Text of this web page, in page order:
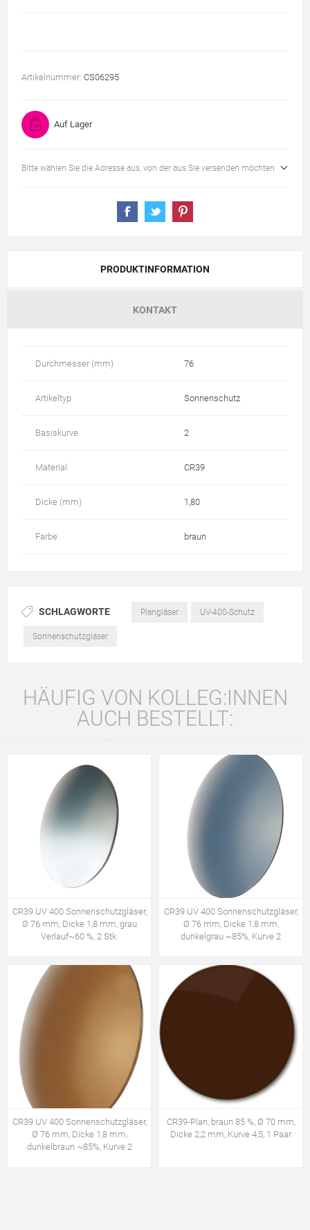
Artikelnummer: CS06295
Auf Lager
Bitte wählen Sie die Adresse aus, von der aus Sie versenden möchten
PRODUKTINFORMATION
KONTAKT
Durchmesser (mm) 76
Artikeltyp Sonnenschutz
Basiskurve 2
Material CR39
Dicke (mm) 1,80
Farbe braun
SCHLAGWORTE Plangläser UV-400-Schutz
Sonnenschutzgläser
HÄUFIG VON KOLLEG:INNEN
AUCH BESTELLT:
CR39 UV 400 Sonnenschutzgläser,
Ø 76 mm, Dicke 1,8 mm, grau
Verlauf~60 %, 2 Stk.
CR39 UV 400 Sonnenschutzgläser,
Ø 76 mm, Dicke 1,8 mm,
dunkelgrau ~85%, Kurve 2
CR39 UV 400 Sonnenschutzgläser,
Ø 76 mm, Dicke 1,8 mm,
dunkelbraun ~85%, Kurve 2
CR39-Plan, braun 85 %, Ø 70 mm,
Dicke 2,2 mm, Kurve 4,5, 1 Paar